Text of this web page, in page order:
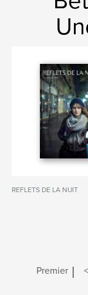
REFLETS DE LA NUIT
Premier |